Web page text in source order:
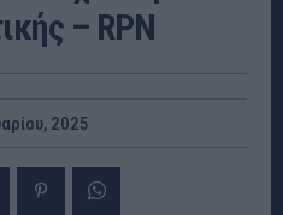
– RPN
2025